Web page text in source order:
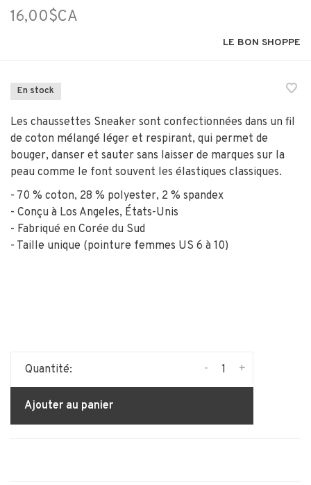
16,00$CA
LE BON SHOPPE
En stock
Les chaussettes Sneaker sont confectionnées dans un fil
de coton mélangé léger et respirant, qui permet de
bouger, danser et sauter sans laisser de marques sur la
peau comme le font souvent les élastiques classiques.
- 70 % coton, 28 % polyester, 2 % spandex
- Conçu à Los Angeles, États-Unis
- Fabriqué en Corée du Sud
- Taille unique (pointure femmes US 6 à 10)
Quantité: +
-
Ajouter au panier